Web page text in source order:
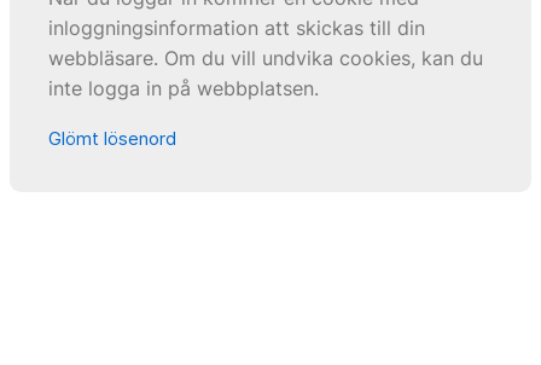
inloggningsinformation att skickas till din
webbläsare. Om du vill undvika cookies, kan du
inte logga in på webbplatsen.
Glömt lösenord